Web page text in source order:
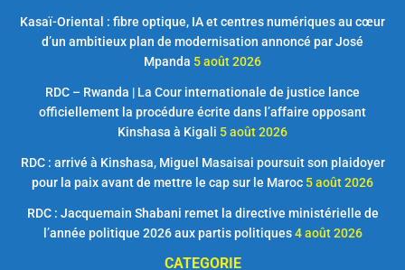
Kasaï-Oriental : fibre optique, IA et centres numériques au cœur
d’un ambitieux plan de modernisation annoncé par José
Mpanda 5 août 2026
RDC – Rwanda | La Cour internationale de justice lance
officiellement la procédure écrite dans l’affaire opposant
Kinshasa à Kigali 5 août 2026
RDC : arrivé à Kinshasa, Miguel Masaisai poursuit son plaidoyer
pour la paix avant de mettre le cap sur le Maroc 5 août 2026
RDC : Jacquemain Shabani remet la directive ministérielle de
l’année politique 2026 aux partis politiques 4 août 2026
CATEGORIE